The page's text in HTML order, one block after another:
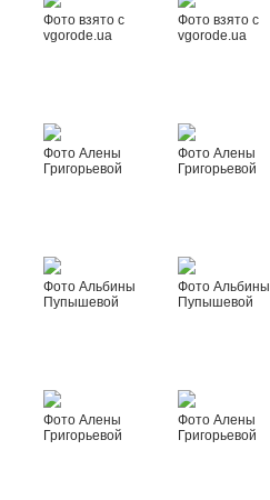
Фото взято с
vgorode.ua
Фото взято с
vgorode.ua
Фото Алены
Григорьевой
Фото Алены
Григорьевой
Фото Альбины
Пупышевой
Фото Альбины
Пупышевой
Фото Алены
Григорьевой
Фото Алены
Григорьевой